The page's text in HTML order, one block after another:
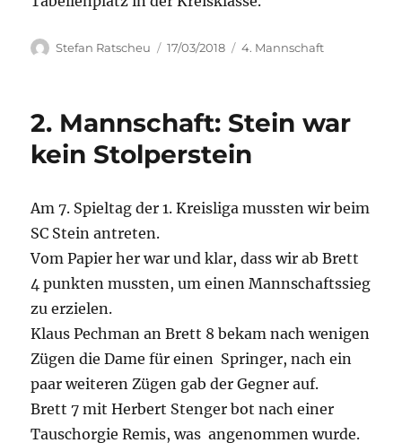
Autor
Stefan Ratscheu
Veröffentlicht
17/03/2018 Kategorien
4. Mannschaft
2. Mannschaft: Stein war
kein Stolperstein
Am 7. Spieltag der 1. Kreisliga mussten wir beim
SC Stein antreten.
Vom Papier her war und klar, dass wir ab Brett
4 punkten mussten, um einen Mannschaftssieg
zu erzielen.
Klaus Pechman an Brett 8 bekam nach wenigen
Zügen die Dame für einen Springer, nach ein
paar weiteren Zügen gab der Gegner auf.
Brett 7 mit Herbert Stenger bot nach einer
Tauschorgie Remis, was angenommen wurde.